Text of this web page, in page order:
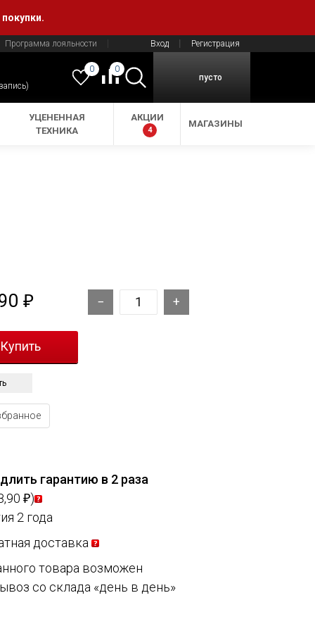
Вход Регистрация
Программа лояльности
0
0
пусто
УЦЕНЕННАЯ
ТЕХНИКА
АКЦИИ
4
МАГАЗИНЫ
₽
гарантию в 2 раза
₽)
2 года
доставка
товара возможен
со склада «день в день»